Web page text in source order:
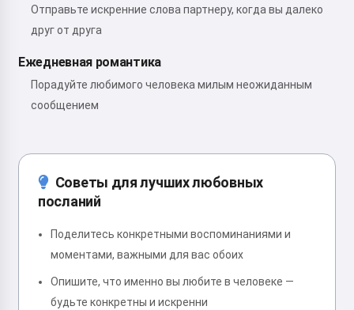
Отправьте искренние слова партнеру, когда вы далеко
друг от друга
Ежедневная романтика
Порадуйте любимого человека милым неожиданным
сообщением
Советы для лучших любовных
посланий
Поделитесь конкретными воспоминаниями и
моментами, важными для вас обоих
Опишите, что именно вы любите в человеке —
будьте конкретны и искренни